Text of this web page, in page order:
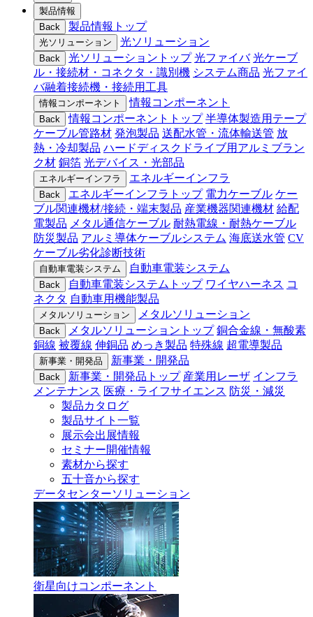
製品情報
Back
製品情報トップ
光ソリューション 光ソリューション
Back 光ソリューショントップ 光ファイバ 光ケーブ
ル・接続材・コネクタ・識別機 システム商品 光ファイ
バ融着接続機・接続用工具
情報コンポーネント 情報コンポーネント
Back 情報コンポーネントトップ 半導体製造用テープ
ケーブル管路材 発泡製品 送配水管・流体輸送管 放
熱・冷却製品 ハードディスクドライブ用アルミブラン
ク材 銅箔 光デバイス・光部品
エネルギーインフラ エネルギーインフラ
Back エネルギーインフラトップ 電力ケーブル ケー
ブル関連機材/接続・端末製品 産業機器関連機材 給配
電製品 メタル通信ケーブル 耐熱電線・耐熱ケーブル
防災製品 アルミ導体ケーブルシステム 海底送水管 CV
ケーブル劣化診断技術
自動車電装システム 自動車電装システム
Back 自動車電装システムトップ ワイヤハーネス コ
ネクタ 自動車用機能製品
メタルソリューション メタルソリューション
Back メタルソリューショントップ 銅合金線・無酸素
銅線 被覆線 伸銅品 めっき製品 特殊線 超電導製品
新事業・開発品 新事業・開発品
Back 新事業・開発品トップ 産業用レーザ インフラ
メンテナンス 医療・ライフサイエンス 防災・減災
製品カタログ
製品サイト一覧
展示会出展情報
セミナー開催情報
素材から探す
五十音から探す
データセンターソリューション
衛星向けコンポーネント